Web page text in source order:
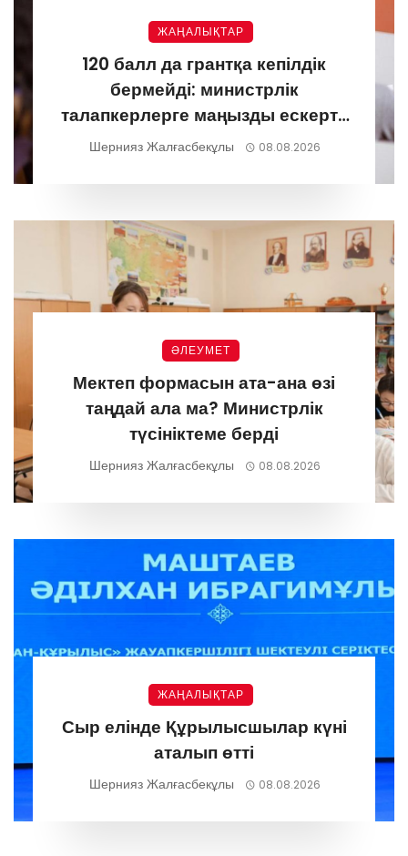
ЖАҢАЛЫҚТАР
120 балл да грантқа кепілдік
бермейді: министрлік
талапкерлерге маңызды ескерту
жасады
Шернияз Жалғасбекұлы 08.08.2026
ӘЛЕУМЕТ
Мектеп формасын ата-ана өзі
таңдай ала ма? Министрлік
түсініктеме берді
Шернияз Жалғасбекұлы 08.08.2026
ЖАҢАЛЫҚТАР
Сыр елінде Құрылысшылар күні
аталып өтті
Шернияз Жалғасбекұлы 08.08.2026